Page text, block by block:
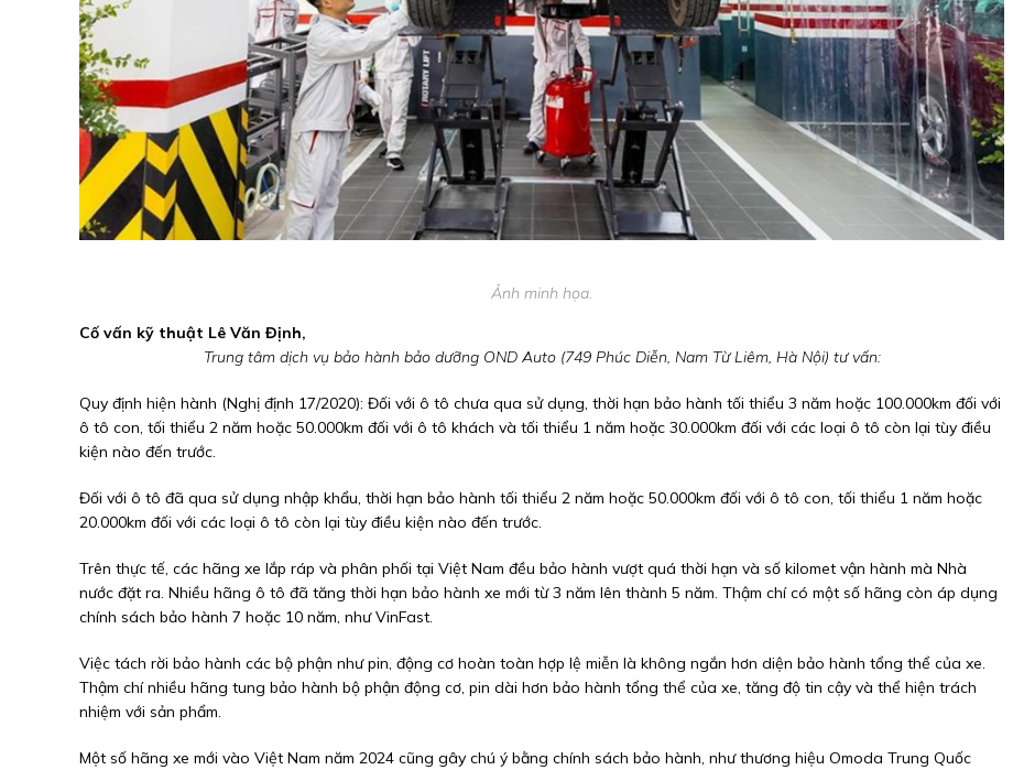
Ảnh minh họa.
Cố vấn kỹ thuật Lê Văn Định,
Trung tâm dịch vụ bảo hành bảo dưỡng OND Auto (749 Phúc Diễn, Nam Từ Liêm, Hà Nội) tư vấn:
Quy định hiện hành (Nghị định 17/2020): Đối với ô tô chưa qua sử dụng, thời hạn bảo hành tối thiểu 3 năm hoặc 100.000km đối với
ô tô con, tối thiểu 2 năm hoặc 50.000km đối với ô tô khách và tối thiểu 1 năm hoặc 30.000km đối với các loại ô tô còn lại tùy điều
kiện nào đến trước.
Đối với ô tô đã qua sử dụng nhập khẩu, thời hạn bảo hành tối thiểu 2 năm hoặc 50.000km đối với ô tô con, tối thiểu 1 năm hoặc
20.000km đối với các loại ô tô còn lại tùy điều kiện nào đến trước.
Trên thực tế, các hãng xe lắp ráp và phân phối tại Việt Nam đều bảo hành vượt quá thời hạn và số kilomet vận hành mà Nhà
nước đặt ra. Nhiều hãng ô tô đã tăng thời hạn bảo hành xe mới từ 3 năm lên thành 5 năm. Thậm chí có một số hãng còn áp dụng
chính sách bảo hành 7 hoặc 10 năm, như VinFast.
Việc tách rời bảo hành các bộ phận như pin, động cơ hoàn toàn hợp lệ miễn là không ngắn hơn diện bảo hành tổng thể của xe.
Thậm chí nhiều hãng tung bảo hành bộ phận động cơ, pin dài hơn bảo hành tổng thể của xe, tăng độ tin cậy và thể hiện trách
nhiệm với sản phẩm.
Một số hãng xe mới vào Việt Nam năm 2024 cũng gây chú ý bằng chính sách bảo hành, như thương hiệu Omoda Trung Quốc